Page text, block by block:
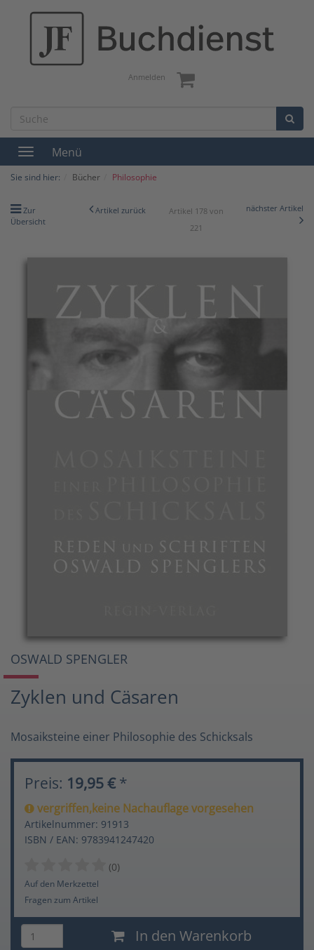
Anmelden
Toggle
navigation
Menü
Sie sind hier: Bücher Philosophie
Zur
Übersicht
Artikel zurück
Artikel 178 von
221
nächster Artikel
OSWALD SPENGLER
Zyklen und Cäsaren
Mosaiksteine einer Philosophie des Schicksals
Preis: 19,95 € *
vergriffen,keine Nachauflage vorgesehen
Artikelnummer: 91913
ISBN / EAN: 9783941247420
(0)
Auf den Merkzettel
Fragen zum Artikel
In den Warenkorb